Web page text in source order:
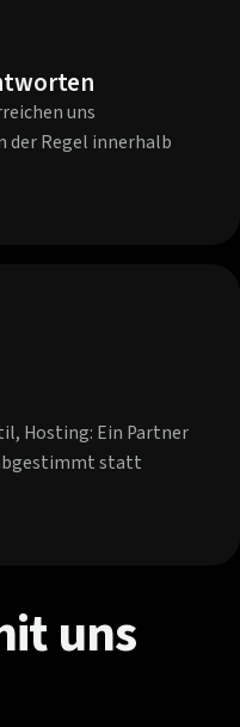
uns
Regel innerhalb
Hosting: Ein Partner
statt
uns